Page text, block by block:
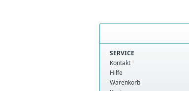
SERVICE
Kontakt
Hilfe
Warenkorb